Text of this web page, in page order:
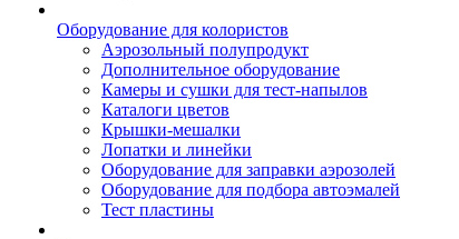
Оборудование для колористов
Аэрозольный полупродукт
Дополнительное оборудование
Камеры и сушки для тест-напылов
Каталоги цветов
Крышки-мешалки
Лопатки и линейки
Оборудование для заправки аэрозолей
Оборудование для подбора автоэмалей
Тест пластины